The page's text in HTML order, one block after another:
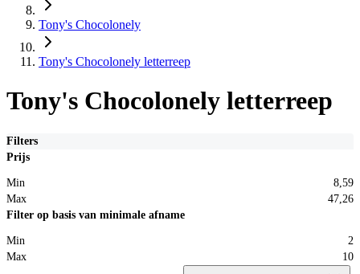
Tony's Chocolonely
Tony's Chocolonely letterreep
Tony's Chocolonely letterreep
Filters
Prijs
Min
8,59
Max
47,26
Filter op basis van minimale afname
Min
2
Max
10